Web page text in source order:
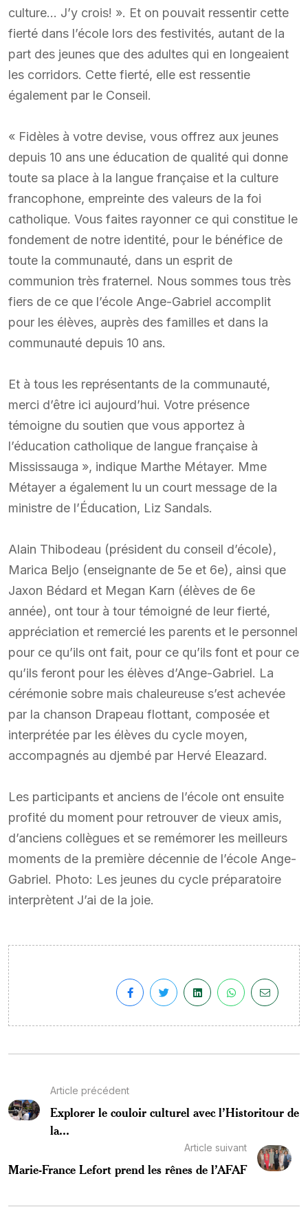
culture… J’y crois! ». Et on pouvait ressentir cette
fierté dans l’école lors des festivités, autant de la
part des jeunes que des adultes qui en longeaient
les corridors. Cette fierté, elle est ressentie
également par le Conseil.
« Fidèles à votre devise, vous offrez aux jeunes
depuis 10 ans une éducation de qualité qui donne
toute sa place à la langue française et la culture
francophone, empreinte des valeurs de la foi
catholique. Vous faites rayonner ce qui constitue le
fondement de notre identité, pour le bénéfice de
toute la communauté, dans un esprit de
communion très fraternel. Nous sommes tous très
fiers de ce que l’école Ange-Gabriel accomplit
pour les élèves, auprès des familles et dans la
communauté depuis 10 ans.
Et à tous les représentants de la communauté,
merci d’être ici aujourd’hui. Votre présence
témoigne du soutien que vous apportez à
l’éducation catholique de langue française à
Mississauga », indique Marthe Métayer. Mme
Métayer a également lu un court message de la
ministre de l’Éducation, Liz Sandals.
Alain Thibodeau (président du conseil d’école),
Marica Beljo (enseignante de 5e et 6e), ainsi que
Jaxon Bédard et Megan Karn (élèves de 6e
année), ont tour à tour témoigné de leur fierté,
appréciation et remercié les parents et le personnel
pour ce qu’ils ont fait, pour ce qu’ils font et pour ce
qu’ils feront pour les élèves d’Ange-Gabriel. La
cérémonie sobre mais chaleureuse s’est achevée
par la chanson Drapeau flottant, composée et
interprétée par les élèves du cycle moyen,
accompagnés au djembé par Hervé Eleazard.
Les participants et anciens de l’école ont ensuite
profité du moment pour retrouver de vieux amis,
d’anciens collègues et se remémorer les meilleurs
moments de la première décennie de l’école Ange-
Gabriel. Photo: Les jeunes du cycle préparatoire
interprètent J’ai de la joie.
Article précédent
Explorer le couloir culturel avec l’Historitour de
la...
Article suivant
Marie-France Lefort prend les rênes de l’AFAF